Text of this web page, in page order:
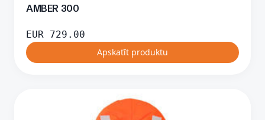
AMBER 300
EUR 729.00
Apskatīt produktu